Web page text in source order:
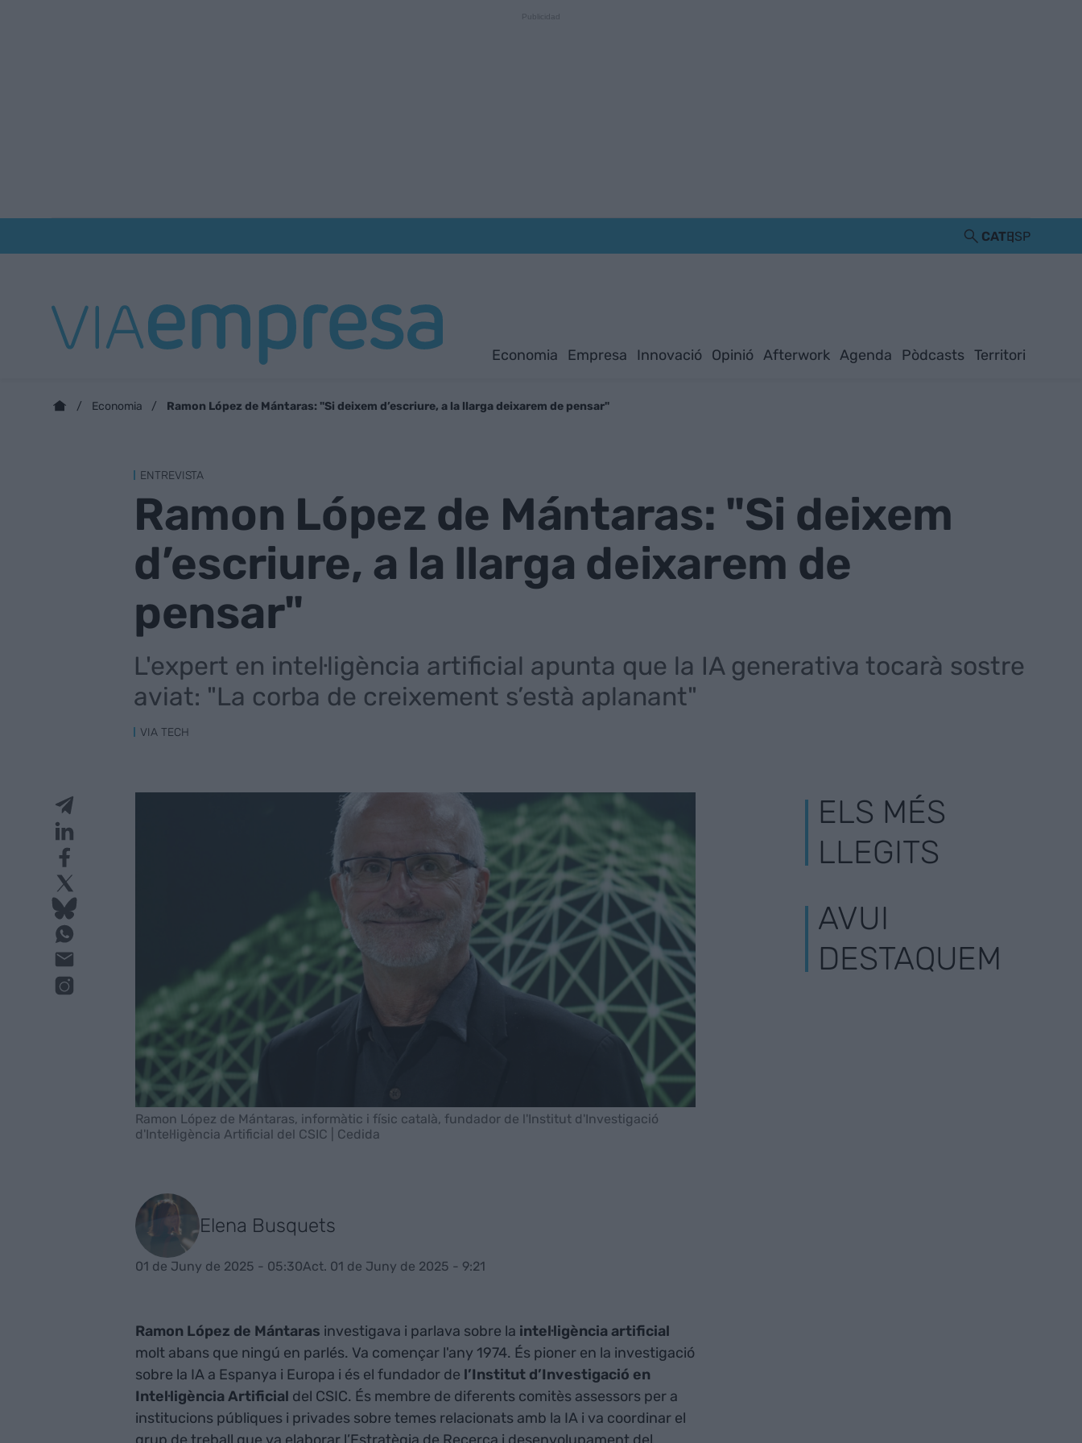
CATESP
Economia Empresa Innovació Opinió Afterwork Agenda Pòdcasts Territori
Economia Ramon López de Mántaras: "Si deixem d’escriure, a la llarga deixarem de pensar"
ENTREVISTA
Ramon López de Mántaras: "Si deixem
d’escriure, a la llarga deixarem de
pensar"
L'expert en intel·ligència artificial apunta que la IA generativa tocarà sostre
aviat: "La corba de creixement s’està aplanant"
VIA TECH
Ramon López de Mántaras, informàtic i físic català, fundador de l'Institut d'Investigació
d'Intel·ligència Artificial del CSIC | Cedida
Elena Busquets
01 de Juny de 2025 - 05:30Act. 01 de Juny de 2025 - 9:21
Ramon López de Mántaras investigava i parlava sobre la intel·ligència artificial
molt abans que ningú en parlés. Va començar l'any 1974. És pioner en la investigació
sobre la IA a Espanya i Europa i és el fundador de l’Institut d’Investigació en
Intel·ligència Artificial del CSIC. És membre de diferents comitès assessors per a
institucions públiques i privades sobre temes relacionats amb la IA i va coordinar el
ELS MÉS
LLEGITS
AVUI
DESTAQUEM